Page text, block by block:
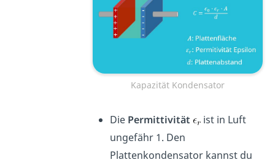
Kapazität Kondensator
Die Permittivität
ist in Luft
ungefähr 1. Den
Plattenkondensator kannst du